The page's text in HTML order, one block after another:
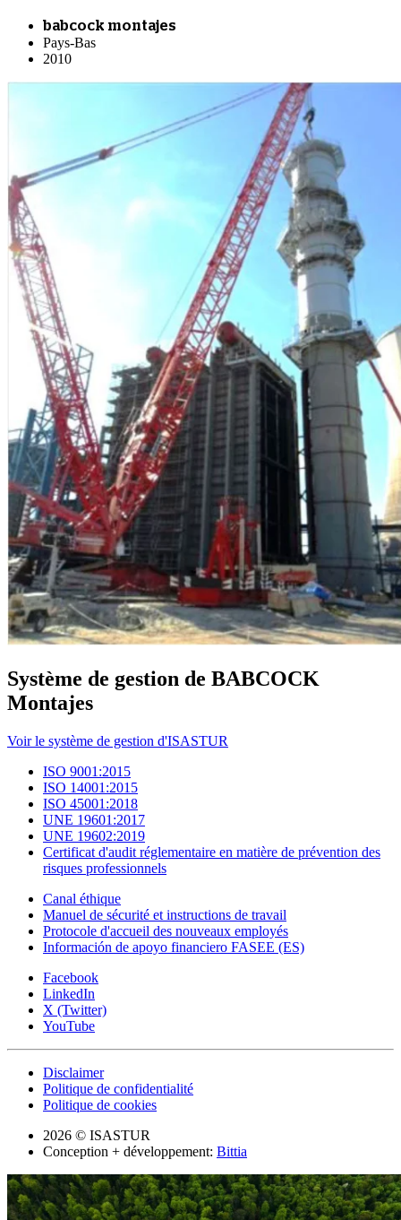
babcock montajes
Pays-Bas
2010
Système de gestion de BABCOCK
Montajes
Voir le système de gestion d'ISASTUR
ISO 9001:2015
ISO 14001:2015
ISO 45001:2018
UNE 19601:2017
UNE 19602:2019
Certificat d'audit réglementaire en matière de prévention des
risques professionnels
Canal éthique
Manuel de sécurité et instructions de travail
Protocole d'accueil des nouveaux employés
Información de apoyo financiero FASEE (ES)
Facebook
LinkedIn
X (Twitter)
YouTube
Disclaimer
Politique de confidentialité
Politique de cookies
2026 © ISASTUR
Conception + développement: Bittia